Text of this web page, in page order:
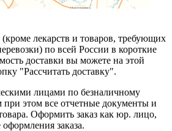
лекарств и товаров, требующих
по всей России в короткие
доставки вы можете на этой
"Рассчитать доставку".
лицами по безналичному
при этом все отчетные документы и
Оформить заказ как юр. лицо,
заказа.